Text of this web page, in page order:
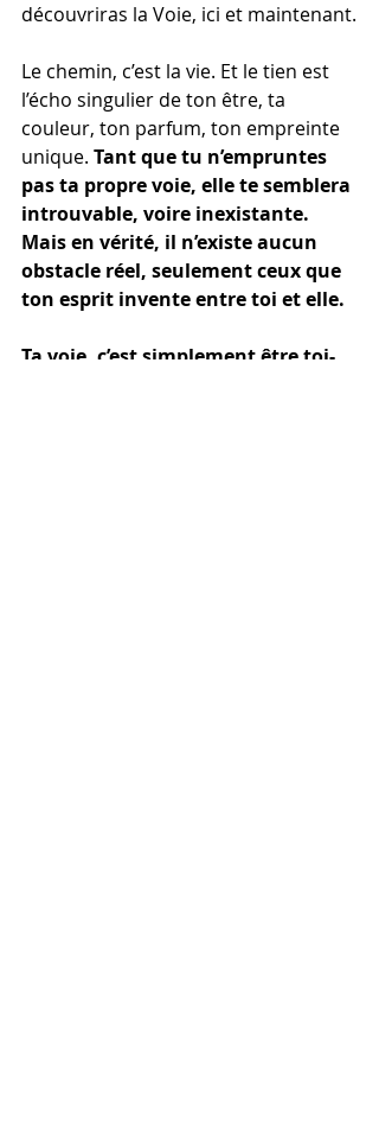
découvriras la Voie, ici et maintenant.
Le chemin, c’est la vie. Et le tien est
l’écho singulier de ton être, ta
couleur, ton parfum, ton empreinte
unique. Tant que tu n’empruntes
pas ta propre voie, elle te semblera
introuvable, voire inexistante.
Mais en vérité, il n’existe aucun
obstacle réel, seulement ceux que
ton esprit invente entre toi et elle.
Ta voie, c’est simplement être toi-